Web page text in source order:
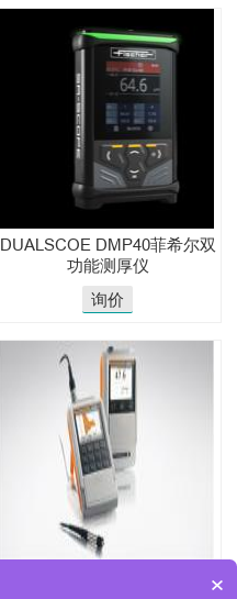
DUALSCOE DMP40菲希尔双
功能测厚仪
询价
DUALSCOPE FMP40菲希尔测×